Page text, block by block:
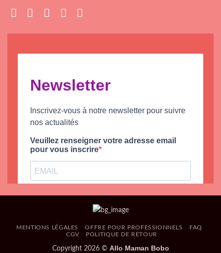
MENTIONS LÉGALES OFFRE POUR PROFESSIONNELS
FAQ
CGV
POLITIQUE DE RETOUR
Copyright 2026 © Allo Maman Bobo